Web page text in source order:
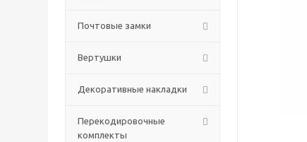
Почтовые замки
Вертушки
Декоративные накладки
Перекодировочные
комплекты